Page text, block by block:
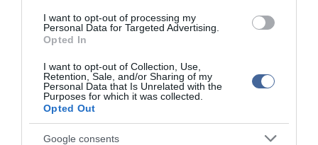
I want to opt-out of processing my
Personal Data for Targeted Advertising.
Opted In
I want to opt-out of Collection, Use,
Retention, Sale, and/or Sharing of my
Personal Data that Is Unrelated with the
Purposes for which it was collected.
Opted Out
Google consents
képviselettel a további lépések megvitatása érdekében.
Orbán Viktor az Európai Bizottság elnökének címzett levelében azt
járul hozzá a hosszú távú magyar-orosz együttműködés a
nukleáris energia területén. A kormany.hu oldalon közzétett
levélben a kormányfő jelezte José Manuel Barrosónak, hogy a
magyar hatóságok folyamatosan tájékoztatják a bizottságot a két
ország közötti együttműködési megállapodás végrehajtásáról.